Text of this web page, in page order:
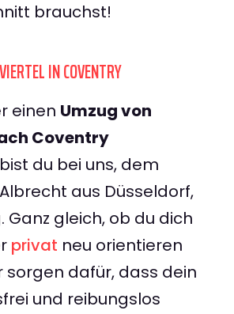
brauchst!
IN COVENTRY
einen Umzug von
Coventry
du bei uns, dem
aus Düsseldorf,
Ganz gleich, ob du dich
privat neu orientieren
sorgen dafür, dass dein
und reibungslos